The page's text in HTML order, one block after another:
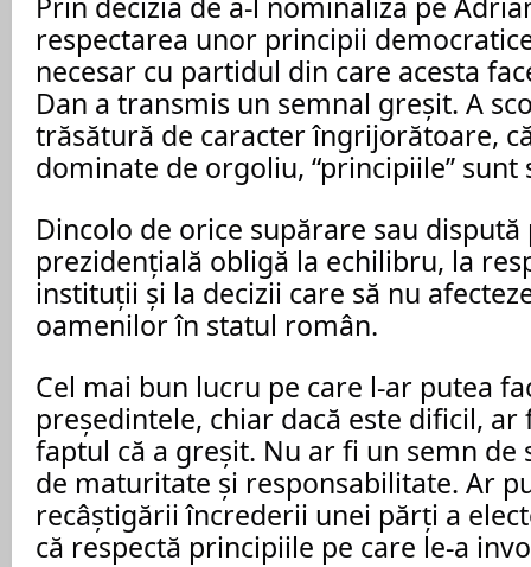
respectarea unor principii
necesar cu partidul din care acesta
Dan a transmis un semnal greșit. A
trăsătură de caracter îngrijorătoare,
dominate de orgoliu, “principiile’’ sunt
Dincolo de orice supărare sau
prezidențială obligă la echilibru, la
instituții și la decizii care să nu
oamenilor în statul român.
Cel mai bun lucru pe care l-ar putea
președintele, chiar dacă este dificil, ar
faptul că a greșit. Nu ar fi un semn de
de maturitate și responsabilitate. Ar
recâștigării încrederii unei părți a
că respectă principiile pe care le-a